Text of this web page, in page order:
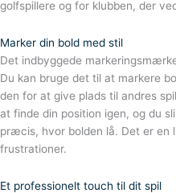
golfspillere og for klubben, der
Marker din bold med stil
Det indbyggede
Du kan bruge det til at markere
den for at give plads til andres
at finde din position igen, og du
præcis, hvor bolden lå. Det er en
frustrationer.
Et professionelt touch til dit spil